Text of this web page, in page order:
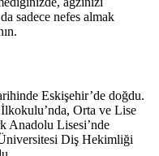
sadece nefes almak
Eskişehir’de doğdu.
Orta ve Lise
Anadolu Lisesi’nde
Diş Hekimliği